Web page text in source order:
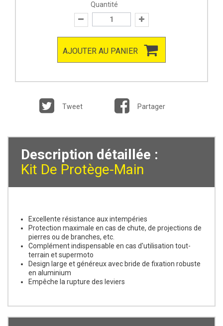
Quantité
AJOUTER AU PANIER
Tweet Partager
Description détaillée :
Kit De Protège-Main
Excellente résistance aux intempéries
Protection maximale en cas de chute, de projections de
pierres ou de branches, etc.
Complément indispensable en cas d'utilisation tout-
terrain et supermoto
Design large et généreux avec bride de fixation robuste
en aluminium
Empêche la rupture des leviers